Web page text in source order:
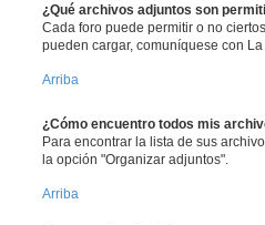
¿Qué archivos adjuntos son
Cada foro puede permitir o no
pueden cargar, comuníquese con
Arriba
¿Cómo encuentro todos mis
Para encontrar la lista de sus
la opción "Organizar adjuntos".
Arriba